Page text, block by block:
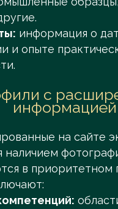
информация о
и опыте
с
информацией
на сайте
наличием
в приоритетном